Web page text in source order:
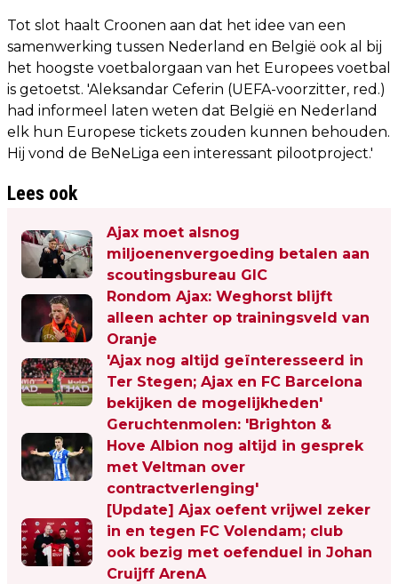
Tot slot haalt Croonen aan dat het idee van een
samenwerking tussen Nederland en België ook al bij
het hoogste voetbalorgaan van het Europees voetbal
is getoetst. 'Aleksandar Ceferin (UEFA-voorzitter, red.)
had informeel laten weten dat België en Nederland
elk hun Europese tickets zouden kunnen behouden.
Hij vond de BeNeLiga een interessant pilootproject.'
Lees ook
Ajax moet alsnog
miljoenenvergoeding betalen aan
scoutingsbureau GIC
Rondom Ajax: Weghorst blijft
alleen achter op trainingsveld van
Oranje
'Ajax nog altijd geïnteresseerd in
Ter Stegen; Ajax en FC Barcelona
bekijken de mogelijkheden'
Geruchtenmolen: 'Brighton &
Hove Albion nog altijd in gesprek
met Veltman over
contractverlenging'
[Update] Ajax oefent vrijwel zeker
in en tegen FC Volendam; club
ook bezig met oefenduel in Johan
Cruijff ArenA